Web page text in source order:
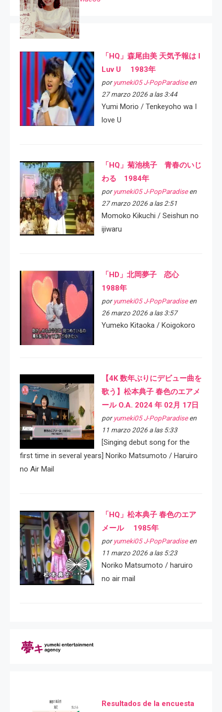
「HQ」森尾由美 天気予報は I
Luv U 1983年
por yumeki05 J-PopParadiseen
27 marzo 2026 a las 3:44
Yumi Morio / Tenkeyoho wa I
love U
「HQ」菊池桃子 青春のいじ
わる 1984年
por yumeki05 J-PopParadiseen
27 marzo 2026 a las 2:51
Momoko Kikuchi / Seishun no
ijiwaru
「HD」北岡夢子 恋心
1988年
por yumeki05 J-PopParadiseen
26 marzo 2026 a las 3:57
Yumeko Kitaoka / Koigokoro
【4K 数年ぶりにデビュー曲を
歌う】松本典子 春色のエアメ
ール O.A. 2024 年 02月 17日
por yumeki05 J-PopParadiseen
11 marzo 2026 a las 5:33
[Singing debut song for the
first time in several years] Noriko Matsumoto / Haruiro
no Air Mail
「HQ」松本典子 春色のエア
メール 1985年
por yumeki05 J-PopParadiseen
11 marzo 2026 a las 5:23
Noriko Matsumoto / haruiro
no air mail
Resultados de la encuesta